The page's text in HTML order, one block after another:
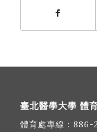
臺北醫學大學 體
體育處專線： 886-